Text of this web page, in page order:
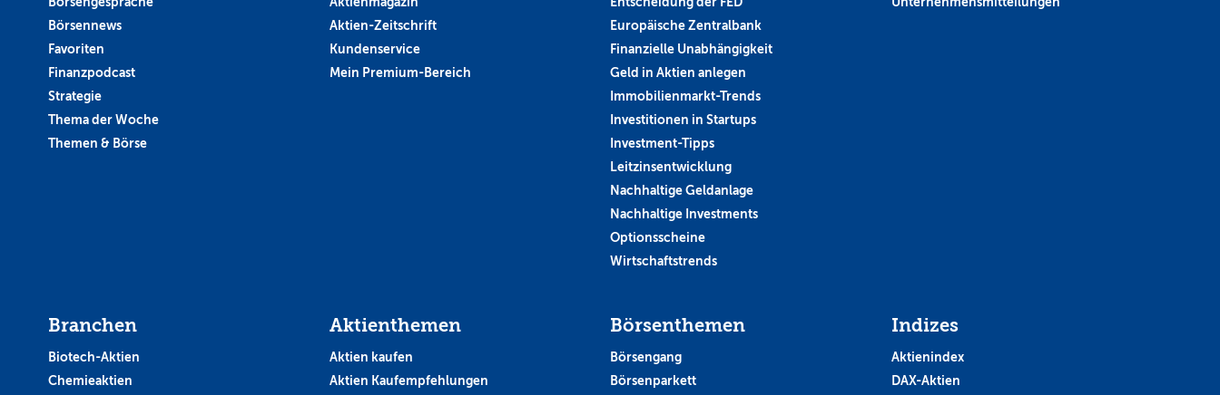
Börsennews
Favoriten
Finanzpodcast
Strategie
Thema der Woche
Themen & Börse
Aktien-Zeitschrift
Kundenservice
Mein Premium-Bereich
Europäische Zentralbank
Finanzielle Unabhängigkeit
Geld in Aktien anlegen
Immobilienmarkt-Trends
Investitionen in Startups
Investment-Tipps
Leitzinsentwicklung
Nachhaltige Geldanlage
Nachhaltige Investments
Optionsscheine
Wirtschaftstrends
Branchen
Biotech-Aktien
Chemieaktien
Aktienthemen
Aktien kaufen
Aktien Kaufempfehlungen
Börsenthemen
Börsengang
Börsenparkett
Indizes
Aktienindex
DAX-Aktien